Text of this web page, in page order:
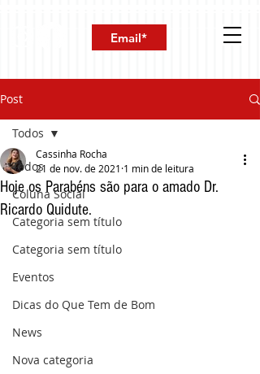
Post
Todos
Coluna Social
Categoria sem título
Categoria sem título
Eventos
Dicas do Que Tem de Bom
News
Nova categoria
Todos
Hoje os Parabéns são para o amado Dr.
Ricardo Quidute.
Cassinha Rocha
21 de nov. de 2021 1 min de leitura